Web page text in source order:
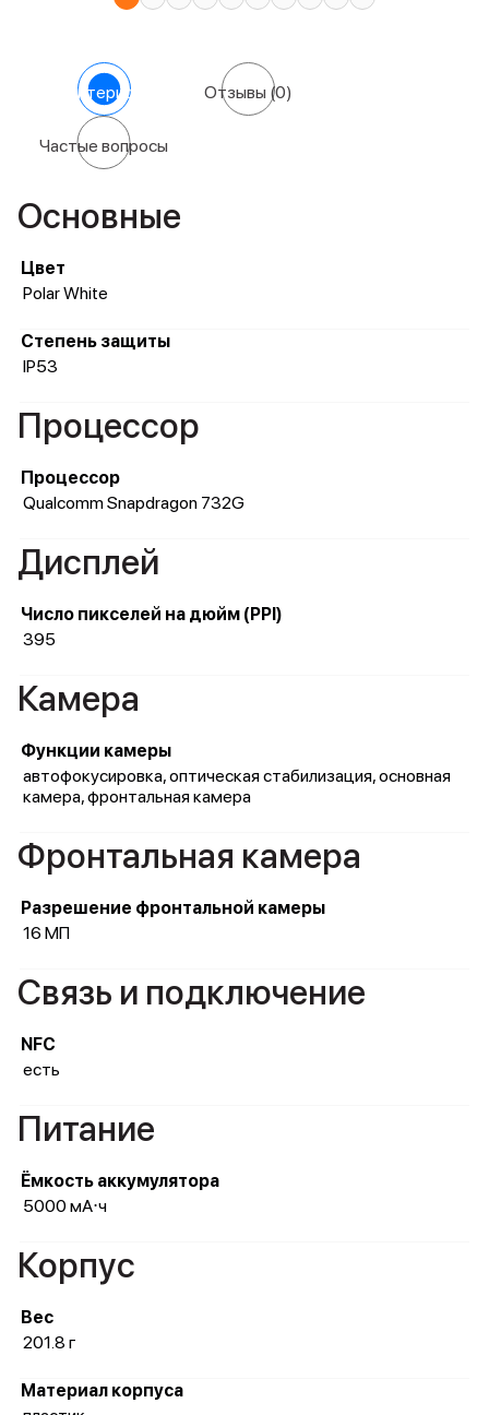
Характеристики Отзывы (0)
Частые вопросы
Основные
Цвет
Polar White
Степень защиты
IP53
Процессор
Процессор
Qualcomm Snapdragon 732G
Дисплей
Число пикселей на дюйм (PPI)
395
Камера
Функции камеры
автофокусировка, оптическая стабилизация, основная
камера, фронтальная камера
Фронтальная камера
Разрешение фронтальной камеры
16 МП
Связь и подключение
NFC
есть
Питание
Ёмкость аккумулятора
5000 мА⋅ч
Корпус
Вес
201.8 г
Материал корпуса